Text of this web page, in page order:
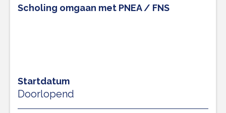
Scholing omgaan met PNEA / FNS
Startdatum
Doorlopend